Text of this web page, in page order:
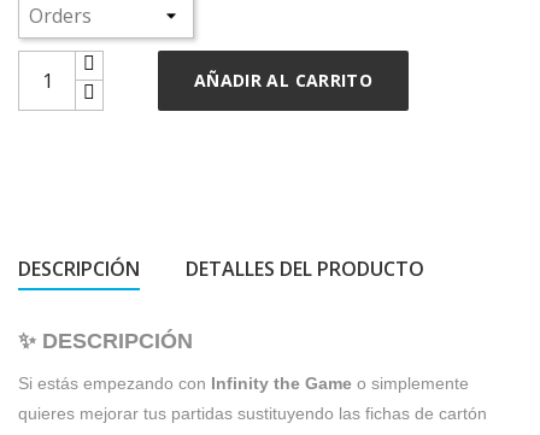
AÑADIR AL CARRITO
DESCRIPCIÓN DETALLES DEL PRODUCTO
✨ DESCRIPCIÓN
Si estás empezando con Infinity the Game o simplemente
quieres mejorar tus partidas sustituyendo las fichas de cartón